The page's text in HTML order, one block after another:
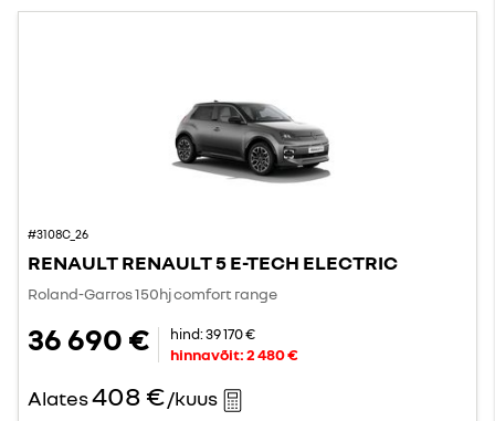
#3108C_26
RENAULT RENAULT 5 E-TECH ELECTRIC
Roland-Garros 150hj comfort range
36 690 € hind:39 170 €
hinnavõit:2 480 €
Alates408 €/kuus